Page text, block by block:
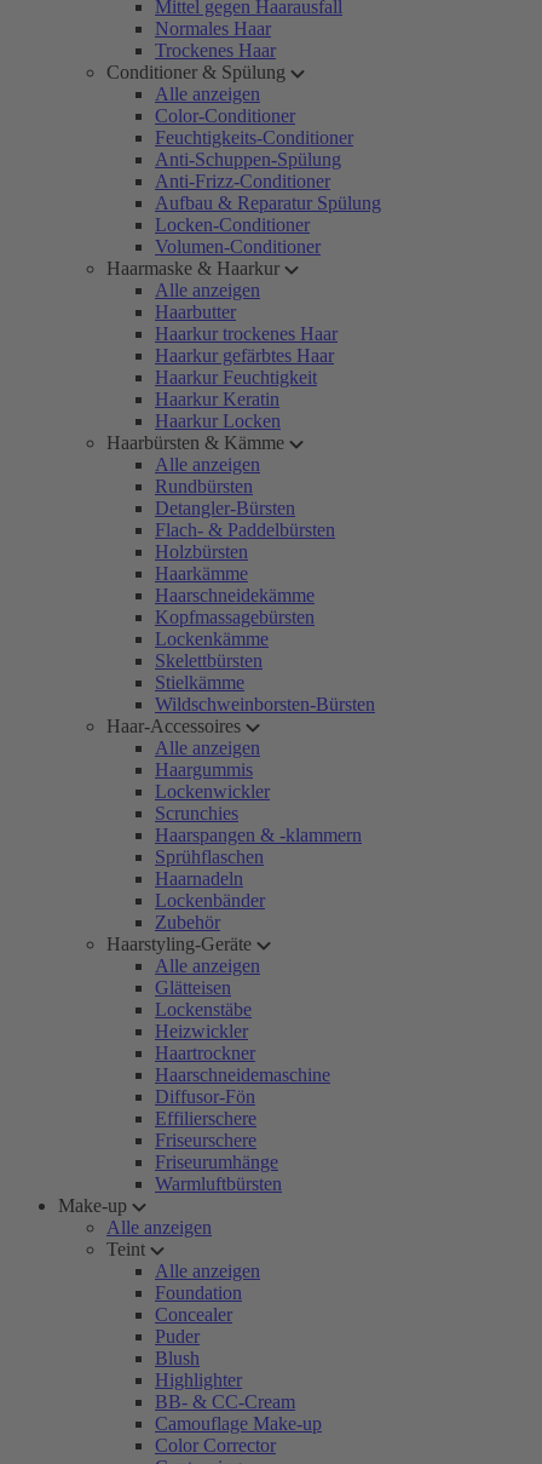
Mittel gegen Haarausfall
Normales Haar
Trockenes Haar
Conditioner & Spülung
Alle anzeigen
Color-Conditioner
Feuchtigkeits-Conditioner
Anti-Schuppen-Spülung
Anti-Frizz-Conditioner
Aufbau & Reparatur Spülung
Locken-Conditioner
Volumen-Conditioner
Haarmaske & Haarkur
Alle anzeigen
Haarbutter
Haarkur trockenes Haar
Haarkur gefärbtes Haar
Haarkur Feuchtigkeit
Haarkur Keratin
Haarkur Locken
Haarbürsten & Kämme
Alle anzeigen
Rundbürsten
Detangler-Bürsten
Flach- & Paddelbürsten
Holzbürsten
Haarkämme
Haarschneidekämme
Kopfmassagebürsten
Lockenkämme
Skelettbürsten
Stielkämme
Wildschweinborsten-Bürsten
Haar-Accessoires
Alle anzeigen
Haargummis
Lockenwickler
Scrunchies
Haarspangen & -klammern
Sprühflaschen
Haarnadeln
Lockenbänder
Zubehör
Haarstyling-Geräte
Alle anzeigen
Glätteisen
Lockenstäbe
Heizwickler
Haartrockner
Haarschneidemaschine
Diffusor-Fön
Effilierschere
Friseurschere
Friseurumhänge
Warmluftbürsten
Make-up
Alle anzeigen
Teint
Alle anzeigen
Foundation
Concealer
Puder
Blush
Highlighter
BB- & CC-Cream
Camouflage Make-up
Color Corrector